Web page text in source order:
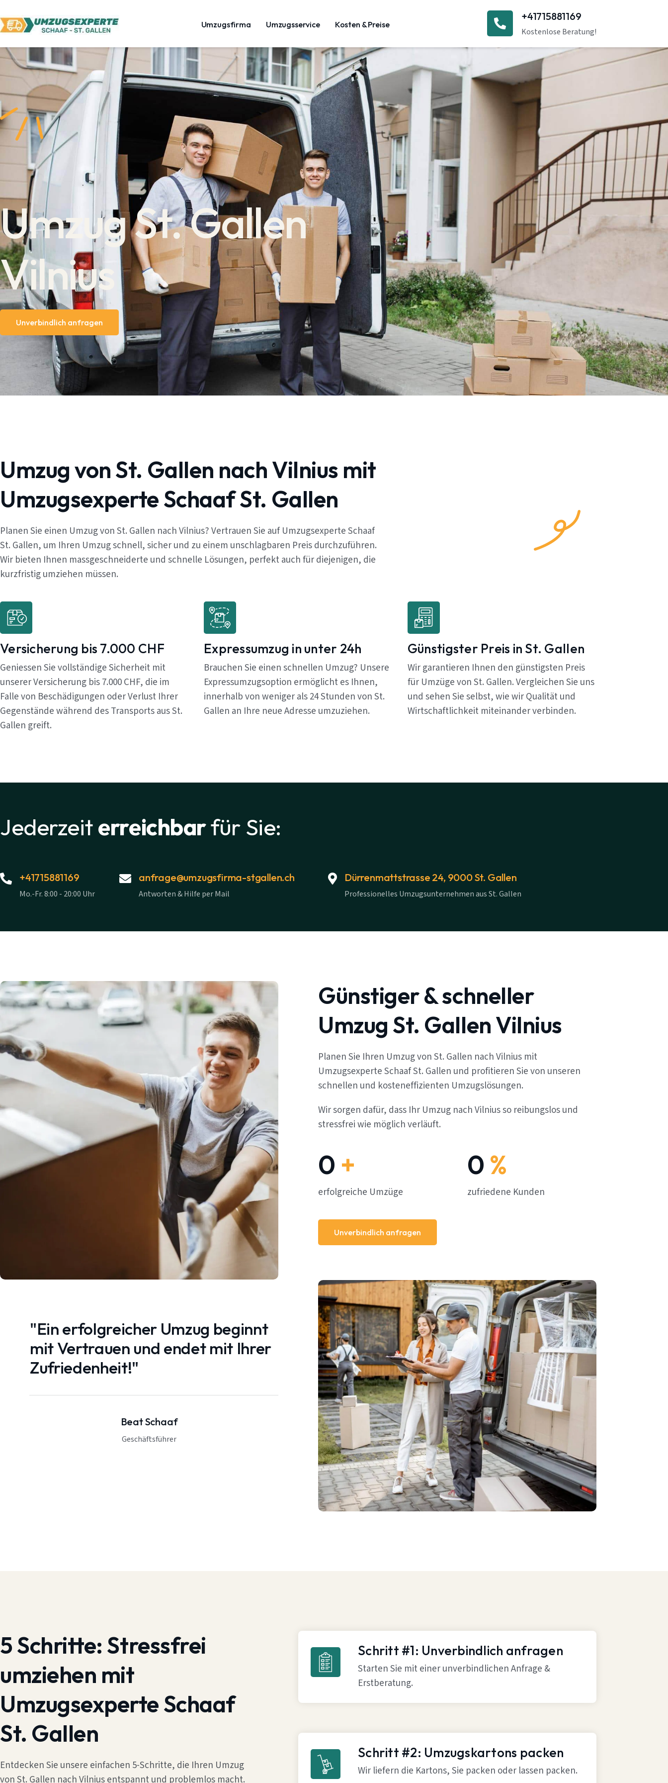
Umzugsfirma Umzugsservice Kosten & Preise
+41715881169
Kostenlose Beratung!
Umzug St. Gallen
Vilnius
Unverbindlich anfragen
Umzug von St. Gallen nach Vilnius mit
Umzugsexperte Schaaf St. Gallen
Planen Sie einen Umzug von St. Gallen nach Vilnius? Vertrauen Sie auf Umzugsexperte Schaaf
St. Gallen, um Ihren Umzug schnell, sicher und zu einem unschlagbaren Preis durchzuführen.
Wir bieten Ihnen massgeschneiderte und schnelle Lösungen, perfekt auch für diejenigen, die
kurzfristig umziehen müssen.
Versicherung bis 7.000 CHF
Geniessen Sie vollständige Sicherheit mit
unserer Versicherung bis 7.000 CHF, die im
Falle von Beschädigungen oder Verlust Ihrer
Gegenstände während des Transports aus St.
Gallen greift.
Expressumzug in unter 24h
Brauchen Sie einen schnellen Umzug? Unsere
Expressumzugsoption ermöglicht es Ihnen,
innerhalb von weniger als 24 Stunden von St.
Gallen an Ihre neue Adresse umzuziehen.
Günstigster Preis in St. Gallen
Wir garantieren Ihnen den günstigsten Preis
für Umzüge von St. Gallen. Vergleichen Sie uns
und sehen Sie selbst, wie wir Qualität und
Wirtschaftlichkeit miteinander verbinden.
Jederzeiterreichbarfür Sie:
+41715881169
Mo.-Fr. 8:00 - 20:00 Uhr
anfrage@umzugsfirma-stgallen.ch
Antworten & Hilfe per Mail
Dürrenmattstrasse 24, 9000 St. Gallen
Professionelles Umzugsunternehmen aus St. Gallen
"Ein erfolgreicher Umzug beginnt
mit Vertrauen und endet mit Ihrer
Zufriedenheit!"
Beat Schaaf
Geschäftsführer
Günstiger & schneller
Umzug St. Gallen Vilnius
Planen Sie Ihren Umzug von St. Gallen nach Vilnius mit
Umzugsexperte Schaaf St. Gallen und profitieren Sie von unseren
schnellen und kosteneffizienten Umzugslösungen.
Wir sorgen dafür, dass Ihr Umzug nach Vilnius so reibungslos und
stressfrei wie möglich verläuft.
0 +
erfolgreiche Umzüge
0 %
zufriedene Kunden
Unverbindlich anfragen
5 Schritte: Stressfrei
umziehen mit
Umzugsexperte Schaaf
St. Gallen
Entdecken Sie unsere einfachen 5-Schritte, die Ihren Umzug
von St. Gallen nach Vilnius entspannt und problemlos macht.
Schritt #1: Unverbindlich anfragen
Starten Sie mit einer unverbindlichen Anfrage &
Erstberatung.
Schritt #2: Umzugskartons packen
Wir liefern die Kartons, Sie packen oder lassen packen.